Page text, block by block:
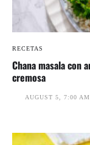
RECETAS
Chana masala con
cremosa
AUGUST 5, 7:00 AM